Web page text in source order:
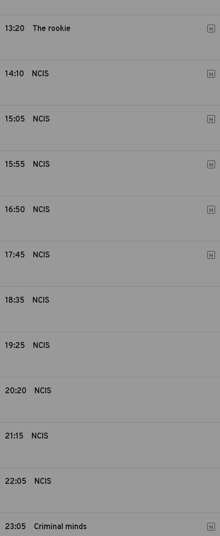
13:20 The rookie H
14:10 NCIS H
15:05 NCIS H
15:55 NCIS H
16:50 NCIS H
17:45 NCIS H
18:35 NCIS
19:25 NCIS
20:20 NCIS
21:15 NCIS
22:05 NCIS
23:05 Criminal minds H